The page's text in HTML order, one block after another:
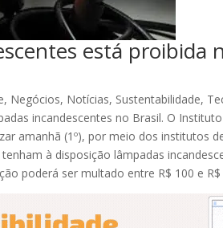
está proibida
, Negócios, Notícias, Sustentabilidade,
incandescentes no Brasil. O
amanhã (1º), por meio dos institutos
à disposição lâmpadas
poderá ser multado entre R$ 100 e